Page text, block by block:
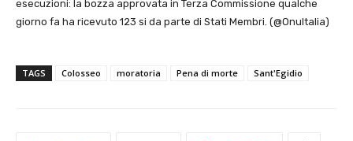
esecuzioni: la bozza approvata in Terza Commissione qualche
giorno fa ha ricevuto 123 si da parte di Stati Membri. (@OnuItalia)
TAGS Colosseo moratoria Pena di morte Sant'Egidio